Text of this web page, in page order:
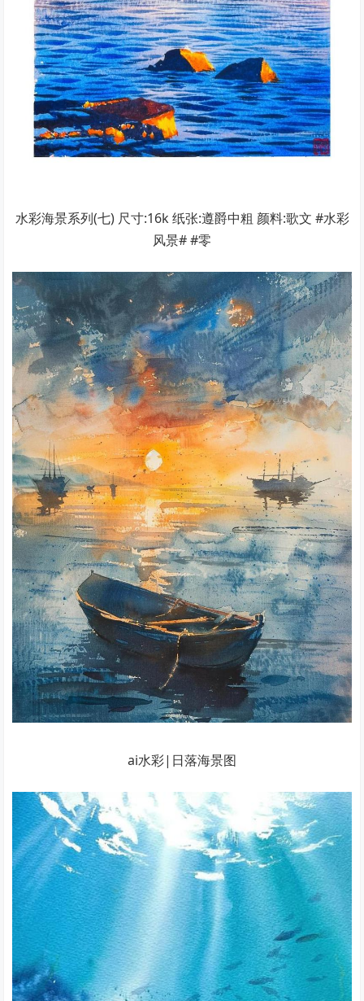
水彩海景系列(七) 尺寸:16k 纸张:遵爵中粗 颜料:歌文 #水彩
风景# #零
ai水彩|日落海景图